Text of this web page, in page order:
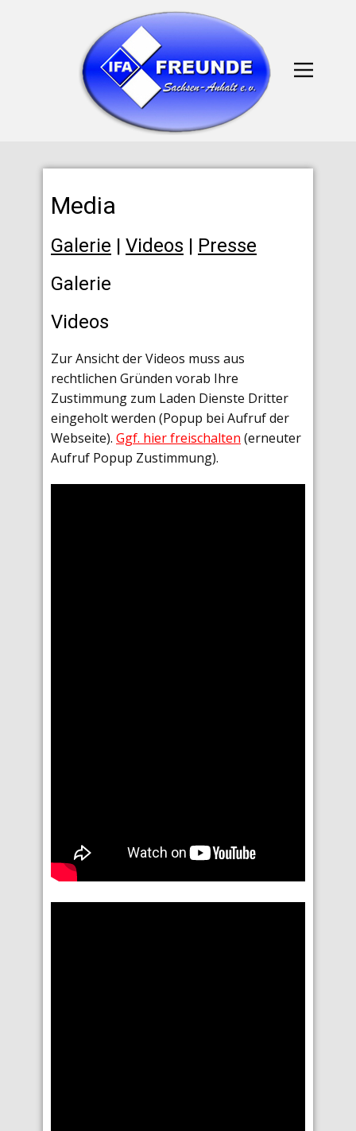
Media
Galerie | Videos | Presse
Galerie
Videos
Zur Ansicht der Videos muss aus
rechtlichen Gründen vorab Ihre
Zustimmung zum Laden Dienste Dritter
eingeholt werden (Popup bei Aufruf der
Webseite). Ggf. hier freischalten (erneuter
Aufruf Popup Zustimmung).